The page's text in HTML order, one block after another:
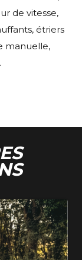
de vitesse,
étriers
manuelle,